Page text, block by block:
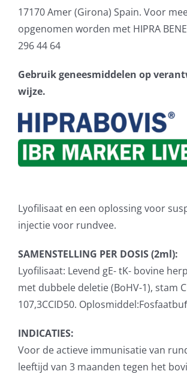
17170 Amer (Girona) Spain. Voor
opgenomen worden met HIPRA
296 44 64
Gebruik geneesmiddelen op
wijze.
Lyofilisaat en een oplossing voor
injectie voor rundvee.
SAMENSTELLING PER DOSIS (2ml):
Lyofilisaat: Levend gE- tK- bovine
met dubbele deletie (BoHV-1), stam
107,3CCID50.
INDICATIES:
Voor de actieve immunisatie van
leeftijd van 3 maanden tegen het